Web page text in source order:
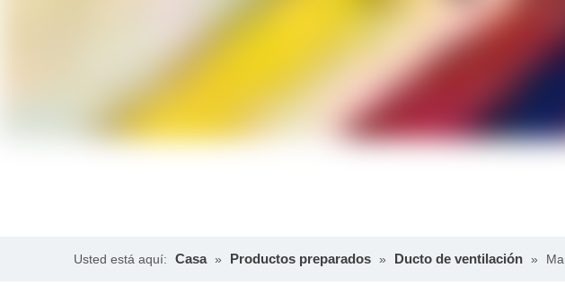
Usted está aquí: Casa » Productos preparados » Ducto de ventilación »